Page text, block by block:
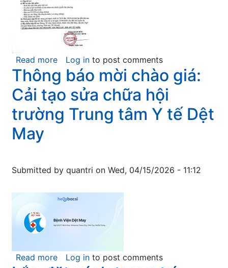
CHS-
1500
cho
khoa
Ngoại
phục
vụ
công
tác
khám
viện
Dệt
May
Read more about
Thông
báo
về
việc
tuyển
Log in to post comments
Thông báo mời chào giá:
Cải tạo sửa chữa hội
trường Trung tâm Y tế Dệt
May
Submitted by quantri on Wed, 04/15/2026 - 11:12
Read more about
Log in to post comments